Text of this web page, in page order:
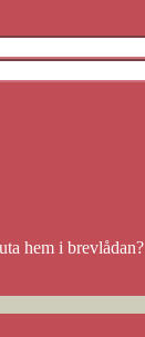
hem i brevlådan?